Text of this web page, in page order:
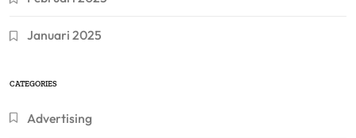
Januari 2025
CATEGORIES
Advertising